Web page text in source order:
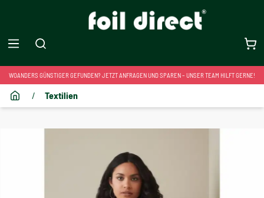
WOANDERS GÜNSTIGER GEFUNDEN? JETZT ANFRAGEN UND SPAREN – UNSER TEAM HILFT GERNE!
/ Textilien